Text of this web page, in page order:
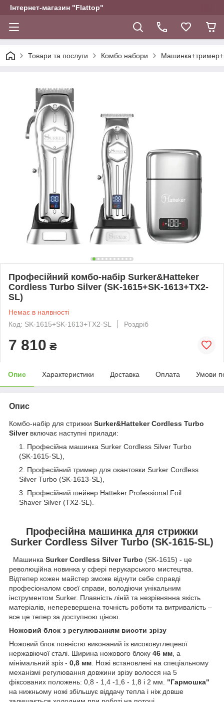
Інтернет-магазин "Flattop"
Товари та послуги Комбо набори
Професійний комбо-набір Surker&Hatteker
Cordless Turbo Silver (SK-1615+SK-1613+TX2-
SL)
Немає в наявності
Код: SK-1615+SK-1613+TX2-SL
Роздріб
7 810 ₴
Опис Характеристики Доставка Оплата Умови
Опис
Комбо-набір для стрижки Surker&Hatteker Cordless Turbo
Silver включає наступні прилади:
Професійна машинка Surker Cordless Silver Turbo
(SK-1615-SL),
Професійний тример для окантовки Surker Сordless
Silver Turbo (SK-1613-SL),
Професійний шейвер Hatteker Professional Foil
Shaver Silver (TX2-SL).
Професійна машинка для стрижки
Surker Cordless Silver Turbo (SK-1615-SL)
Машинка Surker Cordless Silver Turbo (SK-1615) - це
революційна новинка у сфері перукарського мистецтва.
Відтепер кожен майстер зможе відчути себе справді
професіоналом своєї справи, володіючи унікальним
інструментом Surker. Плавність ліній та незрівнянна якість
матеріалів, неперевершена точність роботи та витривалість –
все це тепер за доступною ціною.
Ножовий блок з регулюванням висоти зрізу
Ножовий блок повністю виконаний із високовуглецевої
нержавіючої сталі. Ширина ножового блоку 46 мм, а
мінімальний зріз - 0,8 мм. Ножі встановлені на спеціальному
механізмі регулювання довжини зрізу волосся на 5
фіксованих положень: 0,8 - 1,4 -1,6 - 1,8 і 2 мм. "Гармошка"
на нижньому ножі збільшує віддачу тепла і ніж довше